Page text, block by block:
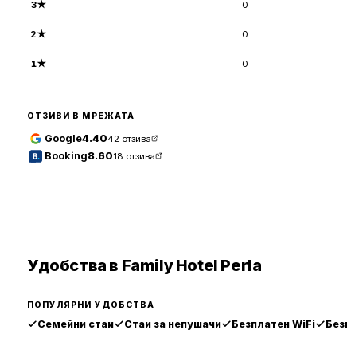
3★ 0
2★ 0
1★ 0
ОТЗИВИ В МРЕЖАТА
Google4.4042 отзива
Booking8.6018 отзива
Удобства в Family Hotel Perla
ПОПУЛЯРНИ УДОБСТВА
Семейни стаи Стаи за непушачи Безплатен WiFi